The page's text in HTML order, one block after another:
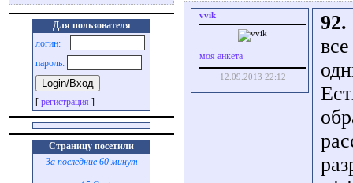
Для пользователя
логин:
пароль:
[ регистрация ]
Страницу посетили
За последние 60 минут
vvik
моя анкета
12.09.2013 22:12
92.